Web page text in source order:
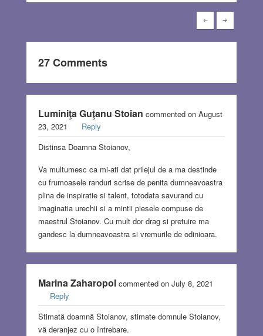
27 Comments
Luminiţa Guţanu Stoian commented on August
23, 2021
Reply
Distinsa Doamna Stoianov,
Va multumesc ca mi-ati dat prilejul de a ma destinde
cu frumoasele randuri scrise de penita dumneavoastra
plina de inspiratie si talent, totodata savurand cu
imaginatia urechii si a mintii piesele compuse de
maestrul Stoianov. Cu mult dor drag si pretuire ma
gandesc la dumneavoastra si vremurile de odinioara.
Marina Zaharopolcommented on July 8, 2021
Reply
Stimată doamnă Stoianov, stimate domnule Stoianov,
vă deranjez cu o întrebare.